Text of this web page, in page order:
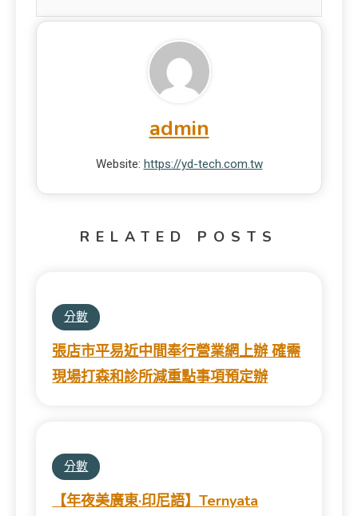
admin
Website: https://yd-tech.com.tw
RELATED POSTS
分數
張店市平易近中間奉行營業網上辦 確需
現場打森和診所減重點事項預定辦
分數
【年夜美廣東·印尼語】Ternyata